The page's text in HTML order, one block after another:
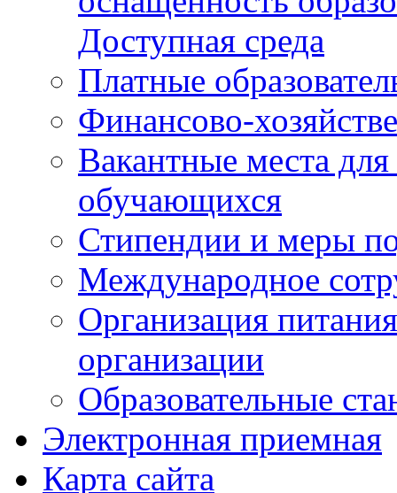
Доступная среда
Платные
Финансово-
Вакантные места
обучающихся
Стипендии и меры
Международное
Организация
организации
Образовательные
Электронная приемная
Карта сайта